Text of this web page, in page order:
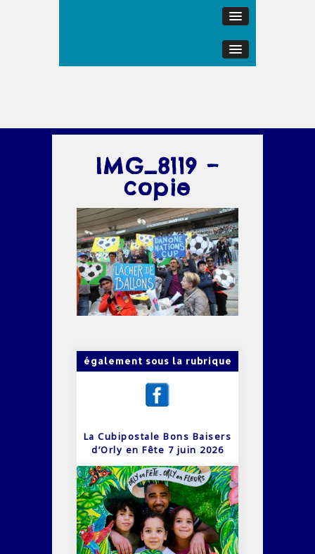
IMG_8119 –
copie
également sous la rubrique
La Cubipostale Bons Baisers
d’Orly en Fête 7 juin 2026